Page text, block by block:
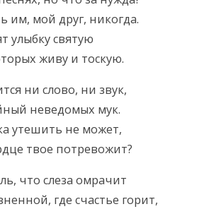
им, мой друг, никогда.
улыбку святую
живу и тоскую.
ни слово, ни звук,
неведомых мук.
утешить не может,
твое потревожит?
что слеза омрачит
где счастье горит,